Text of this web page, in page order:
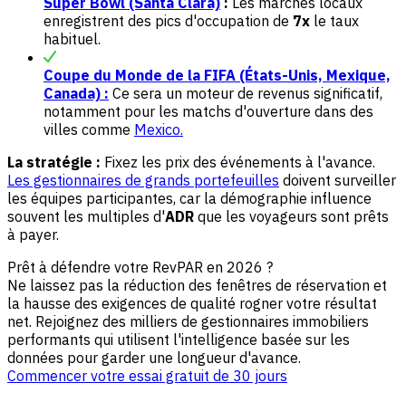
enregistrent des pics d'occupation de 7x le taux
habituel.
Coupe du Monde de la FIFA (États-Unis, Mexique,
Canada) : Ce sera un moteur de revenus significatif,
notamment pour les matchs d'ouverture dans des
villes comme Mexico.
La stratégie : Fixez les prix des événements à l'avance.
Les gestionnaires de grands portefeuilles doivent surveiller
les équipes participantes, car la démographie influence
souvent les multiples d'ADR que les voyageurs sont prêts
à payer.
Prêt à défendre votre RevPAR en 2026 ?
Ne laissez pas la réduction des fenêtres de réservation et
la hausse des exigences de qualité rogner votre résultat
net. Rejoignez des milliers de gestionnaires immobiliers
performants qui utilisent l'intelligence basée sur les
données pour garder une longueur d'avance.
Commencer votre essai gratuit de 30 jours